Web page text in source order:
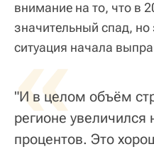
внимание на то, что в
значительный спад,
ситуация начала
«
"И в целом объём
регионе
процентов. Это